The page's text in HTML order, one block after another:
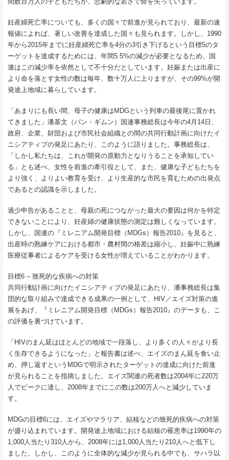
妊産婦死亡率についても、多くの国々で前進が見られており、最新の速
報値によれば、著しい改善を達成した国々も見られます。しかし、1990
年から2015年までに妊産婦死亡率を4分の3引き下げるという目標5のタ
ーゲットを達成するためには、年間5.5%の減少が必要となるため、国
連はこの減少率を依然として不十分だとしています。妊娠または出産に
より命を落とす女性の数は毎年、数十万人に上りますが、その99%が開
発途上地域に暮らしています。
「あまりにも長い間、母子の健康はMDGという列車の最後尾に置かれ
てきました」潘基文（パン・ギムン）国連事務総長は今年の4月14日、
政府、企業、財団および市民社会組織との間の共同行動計画に向けたイ
ニシアティブの発足にあたり、このように語りました。事務総長は、
「しかし私たちは、これが開発の原動力となりうることを承知してい
る」とも述べ、女性を前進の牽引役として、また、健康な子どもたちを
より強く、よりよい教育を受け、より生産的な市民を育むための出発点
であるとの認識を示しました。
過少申告があることと、母親の死につながった最大の要因は何かを特定
できないことにより、妊産婦の健康状態の測定は難しくなっています。
しかし、国連の『ミレニアム開発目標（MDGs）報告2010』を見ると、
出産時の熟練ケアにおける都市・農村間の格差は縮小し、妊娠中に熟練
医療従事者によるケアを受ける女性が増えていることがわかります。
目標6 – 致死的な疾病への対策
共同行動計画に向けたイニシアティブの発足にあたり、潘事務総長は集
団的な取り組みで達成できる成果の一例として、HIV／エイズ対策の進
展をあげ、『ミレニアム開発目標（MDGs）報告2010』のデータも、こ
の評価を裏づけています。
「HIVのまん延はほとんどの地域で一段落し、より多くの人々がより長
く生存できるようになった」と報告書は述べ、エイズのまん延を食い止
め、押し返すというMDGで明示されたターゲットの達成に向けた前進
が見られることを指摘しました。エイズ関連の死者数は2004年に220万
人でピークに達し、2008年までにこの数は200万人へと減少していま
す。
MDGの目標6には、エイズやマラリア、結核などの致死的疾病への対策
が盛り込まれています。開発途上地域における結核の罹患率は1990年の
1,000人当たり310人から、2008年には1,000人当たり210人へと低下し
ました。しかし、このように全体的な減少が見られる中でも、サハラ以